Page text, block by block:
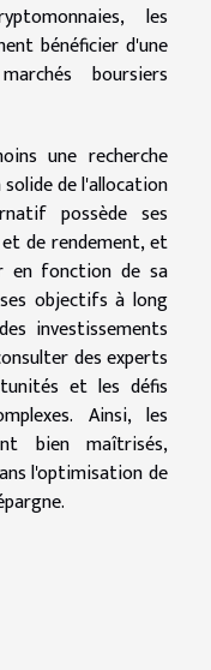
les
bénéficier d'une
boursiers
une recherche
de l'allocation
possède ses
de rendement, et
en fonction de sa
objectifs à long
investissements
des experts
et les défis
Ainsi, les
bien maîtrisés,
l'optimisation de